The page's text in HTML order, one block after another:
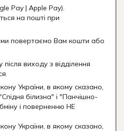
Pay | Apple Pay).
на пошті при
ми повертаємо Вам кошти або
виходу з відділення
України, в якому сказано,
білизна" і "Панчішно-
і поверненню НЕ
України, в якому сказано,